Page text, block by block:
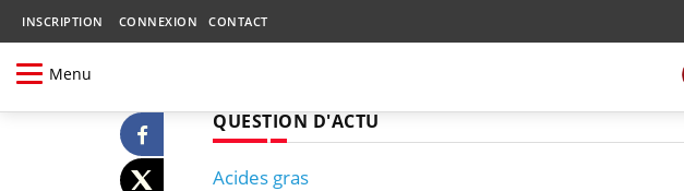
INSCRIPTION CONNEXION CONTACT
Menu
QUESTION D'ACTU
Acides gras